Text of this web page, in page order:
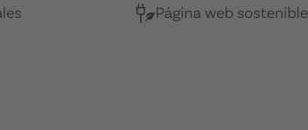
Página web sostenible